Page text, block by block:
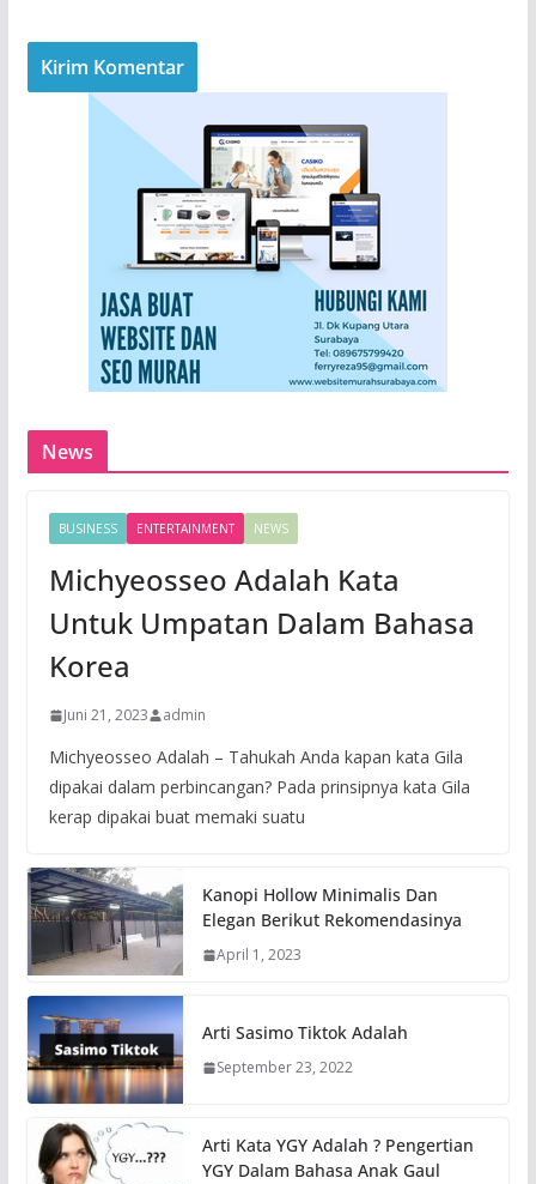
News
BUSINESS ENTERTAINMENT NEWS
Michyeosseo Adalah Kata
Untuk Umpatan Dalam Bahasa
Korea
Juni 21, 2023 admin
Michyeosseo Adalah – Tahukah Anda kapan kata Gila
dipakai dalam perbincangan? Pada prinsipnya kata Gila
kerap dipakai buat memaki suatu
Kanopi Hollow Minimalis Dan
Elegan Berikut Rekomendasinya
April 1, 2023
Arti Sasimo Tiktok Adalah
September 23, 2022
Arti Kata YGY Adalah ? Pengertian
YGY Dalam Bahasa Anak Gaul